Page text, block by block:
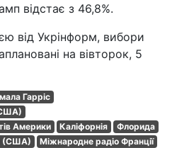
відстає з 46,8%.
від Укрінформ, вибори
на вівторок, 5
Гарріс
Америки
Каліфорнія
Флорида
(США)
Міжнародне радіо Франції